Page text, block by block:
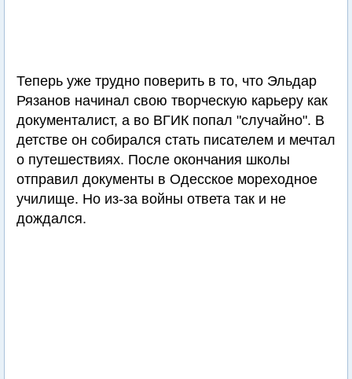
Теперь уже трудно поверить в то, что Эльдар
Рязанов начинал свою творческую карьеру как
документалист, а во ВГИК попал "случайно". В
детстве он собирался стать писателем и мечтал
о путешествиях. После окончания школы
отправил документы в Одесское мореходное
училище. Но из-за войны ответа так и не
дождался.